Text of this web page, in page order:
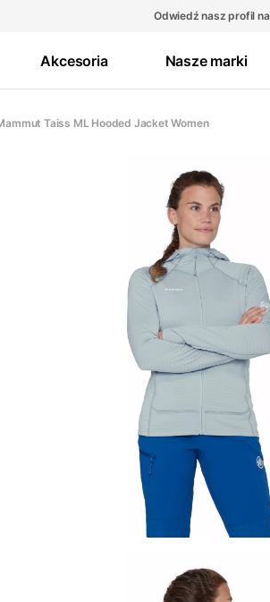
Odwiedź nasz profil na
Akcesoria Nasze marki
Taiss ML Hooded Jacket Women